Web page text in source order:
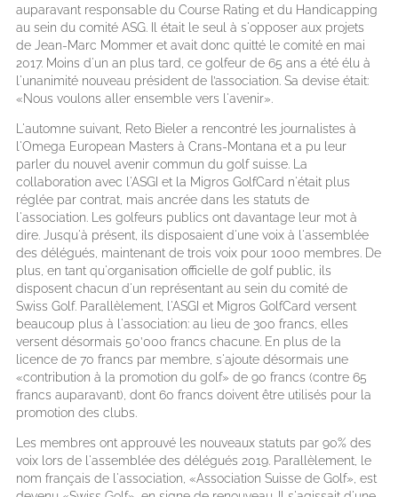
auparavant responsable du Course Rating et du Handicapping
au sein du comité ASG. Il était le seul à s'opposer aux projets
de Jean-Marc Mommer et avait donc quitté le comité en mai
2017. Moins d'un an plus tard, ce golfeur de 65 ans a été élu à
l'unanimité nouveau président de l’association. Sa devise était:
«Nous voulons aller ensemble vers l'avenir».
L'automne suivant, Reto Bieler a rencontré les journalistes à
l'Omega European Masters à Crans-Montana et a pu leur
parler du nouvel avenir commun du golf suisse. La
collaboration avec l'ASGI et la Migros GolfCard n'était plus
réglée par contrat, mais ancrée dans les statuts de
l'association. Les golfeurs publics ont davantage leur mot à
dire. Jusqu'à présent, ils disposaient d'une voix à l'assemblée
des délégués, maintenant de trois voix pour 1000 membres. De
plus, en tant qu'organisation officielle de golf public, ils
disposent chacun d'un représentant au sein du comité de
Swiss Golf. Parallèlement, l'ASGI et Migros GolfCard versent
beaucoup plus à l'association: au lieu de 300 francs, elles
versent désormais 50’000 francs chacune. En plus de la
licence de 70 francs par membre, s'ajoute désormais une
«contribution à la promotion du golf» de 90 francs (contre 65
francs auparavant), dont 60 francs doivent être utilisés pour la
promotion des clubs.
Les membres ont approuvé les nouveaux statuts par 90% des
voix lors de l'assemblée des délégués 2019. Parallèlement, le
nom français de l'association, «Association Suisse de Golf», est